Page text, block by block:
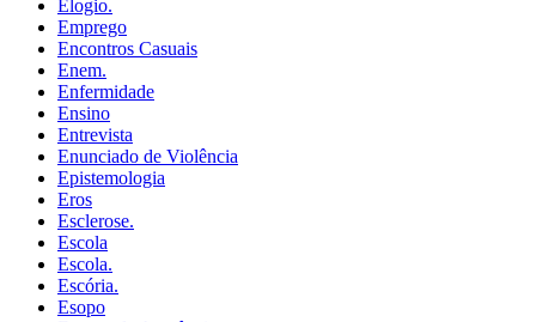
Elogio.
Emprego
Encontros Casuais
Enem.
Enfermidade
Ensino
Entrevista
Enunciado de Violência
Epistemologia
Eros
Esclerose.
Escola
Escola.
Escória.
Esopo